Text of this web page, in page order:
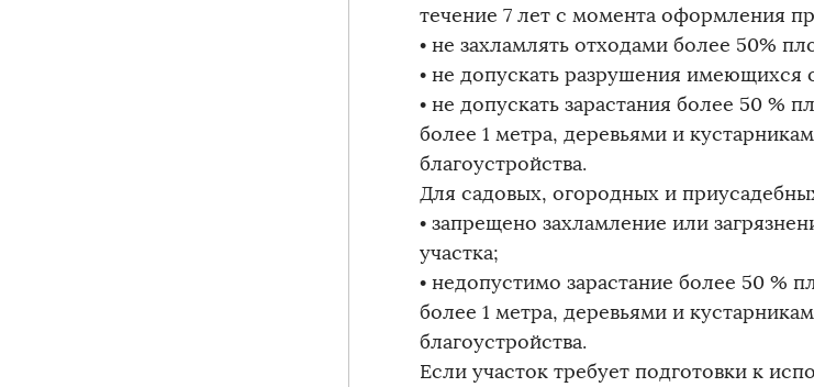
течение 7 лет с момента оформления
• не захламлять отходами более 50%
• не допускать разрушения имеющихся
• не допускать зарастания более 50
более 1 метра, деревьями и
благоустройства.
Для садовых, огородных и
• запрещено захламление или
участка;
• недопустимо зарастание более 50
более 1 метра, деревьями и
благоустройства.
Если участок требует подготовки к